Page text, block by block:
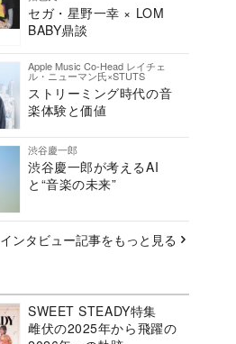
セガ・星野一幸 × LOM
BABY鼎談
Apple Music Co-Head レイチェ
ル・ニューマン氏×STUTS
ストリーミング時代の音
楽体験と価値
渋谷慶一郎
渋谷慶一郎が考えるAI
と“音楽の未来”
インタビュー記事をもっと見る
SWEET STEADY特集
雌伏の2025年から飛躍の